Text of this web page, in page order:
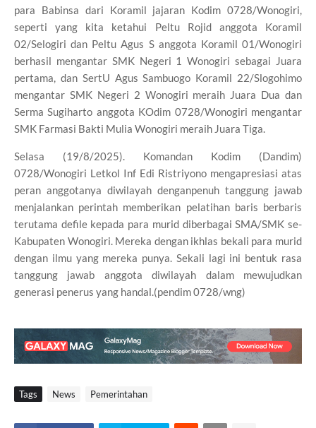
para Babinsa dari Koramil jajaran Kodim 0728/Wonogiri,
seperti yang kita ketahui Peltu Rojid anggota Koramil
02/Selogiri dan Peltu Agus S anggota Koramil 01/Wonogiri
berhasil mengantar SMK Negeri 1 Wonogiri sebagai Juara
pertama, dan SertU Agus Sambuogo Koramil 22/Slogohimo
mengantar SMK Negeri 2 Wonogiri meraih Juara Dua dan
Serma Sugiharto anggota KOdim 0728/Wonogiri mengantar
SMK Farmasi Bakti Mulia Wonogiri meraih Juara Tiga.
Selasa (19/8/2025). Komandan Kodim (Dandim)
0728/Wonogiri Letkol Inf Edi Ristriyono mengapresiasi atas
peran anggotanya diwilayah denganpenuh tanggung jawab
menjalankan perintah memberikan pelatihan baris berbaris
terutama defile kepada para murid diberbagai SMA/SMK se-
Kabupaten Wonogiri. Mereka dengan ikhlas bekali para murid
dengan ilmu yang mereka punya. Sekali lagi ini bentuk rasa
tanggung jawab anggota diwilayah dalam mewujudkan
generasi penerus yang handal.(pendim 0728/wng)
Tags News Pemerintahan